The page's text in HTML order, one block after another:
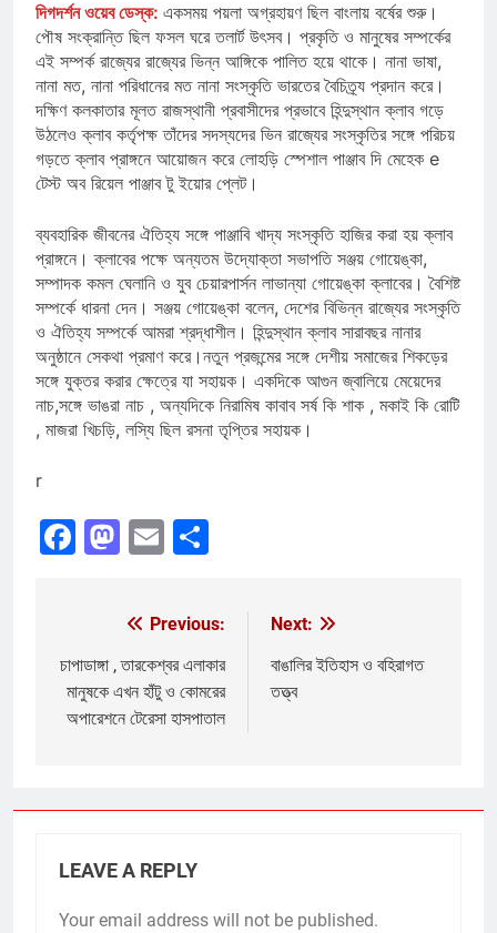
দিগদর্শন ওয়েব ডেস্ক: একসময় পয়লা অগ্রহায়ণ ছিল বাংলায় বর্ষের শুরু।
পৌষ সংক্রান্তি ছিল ফসল ঘরে তলার্ট উৎসব। প্রকৃতি ও মানুষের সম্পর্কের
এই সম্পর্ক রাজ্যের রাজ্যের ভিন্ন আঙ্গিকে পালিত হয়ে থাকে। নানা ভাষা,
নানা মত, নানা পরিধানের মত নানা সংস্কৃতি ভারতের বৈচিত্র্য প্রদান করে।
দক্ষিণ কলকাতার মূলত রাজস্থানী প্রবাসীদের প্রভাবে হিন্দুস্থান ক্লাব গড়ে
উঠলেও ক্লাব কর্তৃপক্ষ তাঁদের সদস্যদের ভিন রাজ্যের সংস্কৃতির সঙ্গে পরিচয়
গড়তে ক্লাব প্রাঙ্গনে আয়োজন করে লোহড়ি স্পেশাল পাঞ্জাব দি মেহেক e
টেস্ট অব রিয়েল পাঞ্জাব টু ইয়োর প্লেট।
ব্যবহারিক জীবনের ঐতিহ্য সঙ্গে পাঞ্জাবি খাদ্য সংস্কৃতি হাজির করা হয় ক্লাব
প্রাঙ্গনে। ক্লাবের পক্ষে অন্যতম উদ্যোক্তা সভাপতি সঞ্জয় গোয়েঙ্কা,
সম্পাদক কমল ঘেলানি ও যুব চেয়ারপার্সন লাভান্যা গোয়েঙ্কা ক্লাবের। বৈশিষ্ট
সম্পর্কে ধারনা দেন। সঞ্জয় গোয়েঙ্কা বলেন, দেশের বিভিন্ন রাজ্যের সংস্কৃতি
ও ঐতিহ্য সম্পর্কে আমরা শ্রদ্ধাশীল। হিন্দুস্থান ক্লাব সারাবছর নানার
অনুষ্ঠানে সেকথা প্রমাণ করে।নতুন প্রজন্মের সঙ্গে দেশীয় সমাজের শিকড়ের
সঙ্গে যুক্তর করার ক্ষেত্রে যা সহায়ক। একদিকে আগুন জ্বালিয়ে মেয়েদের
নাচ,সঙ্গে ভাঙরা নাচ , অন্যদিকে নিরামিষ কাবাব সর্ষ কি শাক , মকাই কি রোটি
, মাজরা খিচড়ি, লস্যি ছিল রসনা তৃপ্তির সহায়ক।
r
Facebook
Mastodon
Email
navigation
Previous:
চাপাডাঙ্গা , তারকেশ্বর এলাকার
মানুষকে এখন হাঁটু ও কোমরের
অপারেশনে টেরেসা হাসপাতাল
Next:
বাঙালির ইতিহাস ও বহিরাগত
তত্ত্ব
LEAVE A REPLY
Your email address will not be published.